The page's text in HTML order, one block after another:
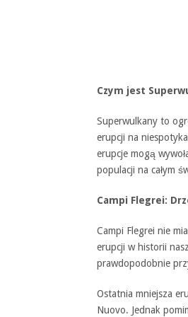
Czym jest
Superwulkany to
erupcji na
erupcje mogą
populacji na całym
Campi Flegrei:
Campi Flegrei nie
erupcji w historii
prawdopodobnie
Ostatnia mniejsza
Nuovo. Jednak